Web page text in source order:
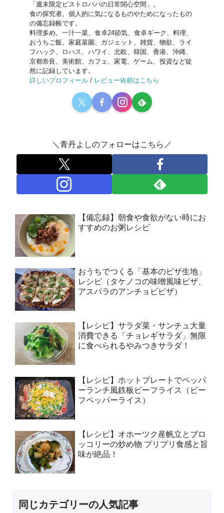
「週末限定ビストロパパの日常関心空間」。
食の探究者。個人的に気になるものやためになったもの
の備忘録帳です。
料理多め。一汁一菜、食卓24節気、食卓ギーク、料理、
おうちご飯、家庭菜園、ガジェット、雑貨、物欲、ライ
フハック、ロハス、ハワイ、北欧、韓国、香港、沖縄、
京都奈良、美術館、カフェ、家電、ゲーム、投資など徒
然に記録しています。
詳しいプロフィール / レビュー依頼はこちら
＼青丹よしのフォローはこちら／
【備忘録】朝食や食欲がない時にお
すすめのお粥レシピ
おうちでつくる「基本のピザ生地」
レシピ（タケノコの味噌風味ピザ、
アスパラのアンチョビピザ）
【レシピ】サラダ菜・サンチュ大量
消費できる「チョレギサラダ」無限
に食べられるやみつきサラダ！
【レシピ】ホットプレートでペッパ
ーランチ風鉄板ビーフライス（ビー
フペッパーライス）
【レシピ】オホーツク産帆立とブロ
ッコリーの炒め物 プリプリ食感と旨
味が絶品！
同じカテゴリーの人気記事